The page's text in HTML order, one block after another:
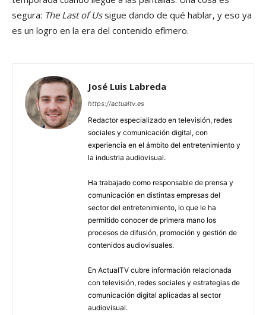
segura: The Last of Ussigue dando de qué hablar, y eso ya
es un logro en la era del contenido efímero.
José Luis Labreda
https://actualtv.es
Redactor especializado en televisión, redes
sociales y comunicación digital, con
experiencia en el ámbito del entretenimiento y
la industria audiovisual.
Ha trabajado como responsable de prensa y
comunicación en distintas empresas del
sector del entretenimiento, lo que le ha
permitido conocer de primera mano los
procesos de difusión, promoción y gestión de
contenidos audiovisuales.
En ActualTV cubre información relacionada
con televisión, redes sociales y estrategias de
comunicación digital aplicadas al sector
audiovisual.